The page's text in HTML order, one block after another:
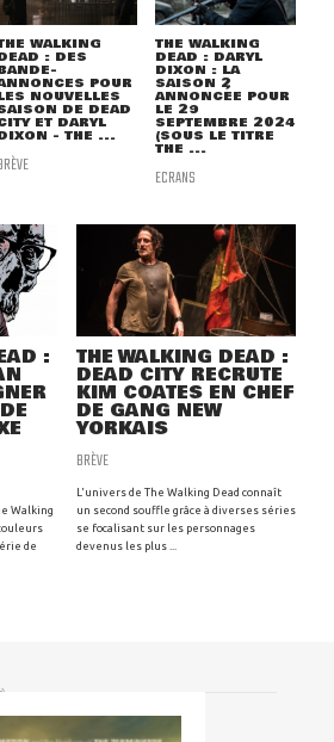
WALKING
: DES
POUR
NOUVELLES
DE DEAD
ET DARYL
- THE ...
THE WALKING
DEAD : DARYL
DIXON : LA
SAISON 2
ANNONCÉE POUR
LE 29
SEPTEMBRE 2024
(SOUS LE TITRE
THE ...
ECRANS
:
Walking
de
THE WALKING DEAD :
DEAD CITY RECRUTE
KIM COATES EN CHEF
DE GANG NEW
YORKAIS
BRÈVE
L'univers de The Walking Dead connaît
un second souffle grâce à diverses séries
se focalisant sur les personnages
devenus les plus ...
0)